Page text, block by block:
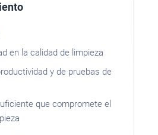
en la calidad de limpieza
y de pruebas de
que compromete el